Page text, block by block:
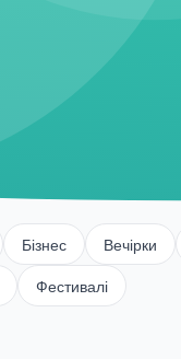
Бізнес Вечірки
Фестивалі